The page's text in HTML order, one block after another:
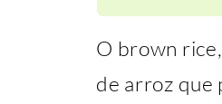
O brown
de arroz que